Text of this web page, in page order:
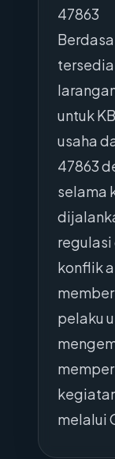
47863
untuk
usaha
47863
selama
konflik
pelaku
melalui